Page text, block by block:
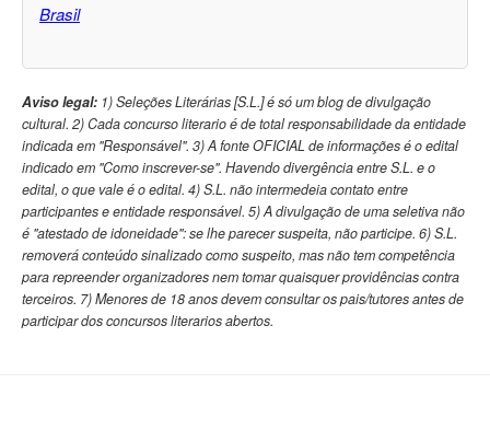
Brasil
Aviso legal: 1) Seleções Literárias [S.L.] é só um blog de divulgação
cultural. 2) Cada concurso literario é de total responsabilidade da entidade
indicada em "Responsável". 3) A fonte OFICIAL de informações é o edital
indicado em "Como inscrever-se". Havendo divergência entre S.L. e o
edital, o que vale é o edital. 4) S.L. não intermedeia contato entre
participantes e entidade responsável. 5) A divulgação de uma seletiva não
é "atestado de idoneidade": se lhe parecer suspeita, não participe. 6) S.L.
removerá conteúdo sinalizado como suspeito, mas não tem competência
para repreender organizadores nem tomar quaisquer providências contra
terceiros. 7) Menores de 18 anos devem consultar os pais/tutores antes de
participar dos concursos literarios abertos.